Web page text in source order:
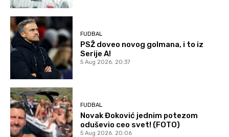
FUDBAL
PSŽ doveo novog golmana, i to iz
Serije A!
5 Aug 2026. 20:37
FUDBAL
Novak Đoković jednim potezom
oduševio ceo svet! (FOTO)
5 Aug 2026. 20:06